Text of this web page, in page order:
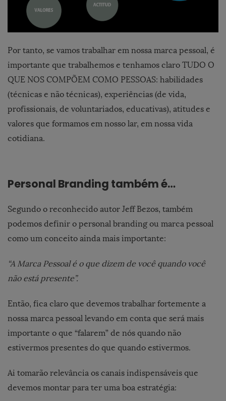
Por tanto, se vamos trabalhar em nossa marca pessoal, é
importante que trabalhemos e tenhamos claro TUDO O
QUE NOS COMPÕEM COMO PESSOAS: habilidades
(técnicas e não técnicas), experiências (de vida,
profissionais, de voluntariados, educativas), atitudes e
valores que formamos em nosso lar, em nossa vida
cotidiana.
Personal Branding também é…
Segundo o reconhecido autor Jeff Bezos, também
podemos definir o personal branding ou marca pessoal
como um conceito ainda mais importante:
“A Marca Pessoal é o que dizem de você quando você
não está presente”.
Então, fica claro que devemos trabalhar fortemente a
nossa marca pessoal levando em conta que será mais
importante o que “falarem” de nós quando não
estivermos presentes do que quando estivermos.
Ai tomarão relevância os canais indispensáveis que
devemos montar para ter uma boa estratégia: